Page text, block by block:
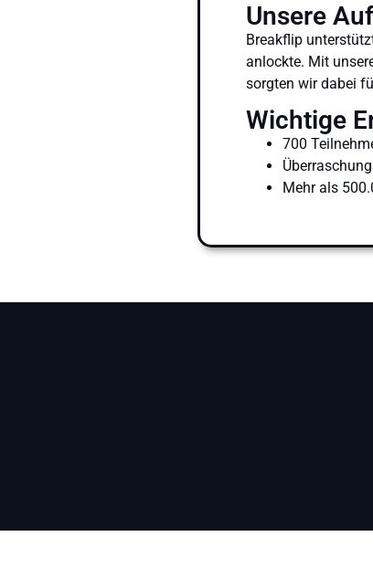
Unsere
Breakflip
anlockte. Mit
sorgten wir dabei
Wichtige
700
Mehr als